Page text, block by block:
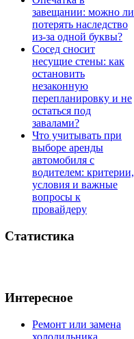
завещании: можно ли
потерять наследство
из-за одной буквы?
Сосед сносит
несущие стены: как
остановить
незаконную
перепланировку и не
остаться под
завалами?
Что учитывать при
выборе аренды
автомобиля с
водителем: критерии,
условия и важные
вопросы к
провайдеру
Статистика
Интересное
Ремонт или замена